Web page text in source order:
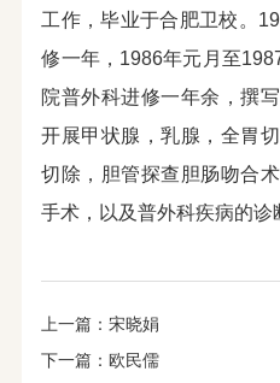
工作，毕业于合肥卫校。
修一年，1986年元月至
院普外科进修一年余，撰
开展甲状腺，乳腺，全胃
切除，胆管探查胆肠吻合
手术，以及普外科疾病的诊
上一篇：宋晓娟
下一篇：欧民儒